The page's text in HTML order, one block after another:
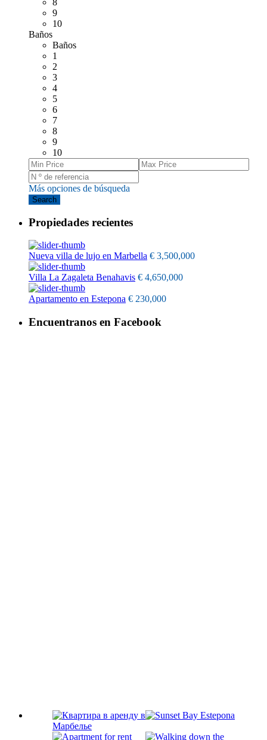
8
9
10
Baños
Baños
1
2
3
4
5
6
7
8
9
10
Más opciones de búsqueda
Search
Propiedades recientes
Nueva villa de lujo en Marbella € 3,500,000
Villa La Zagaleta Benahavis € 4,650,000
Apartamento en Estepona € 230,000
Encuentranos en Facebook